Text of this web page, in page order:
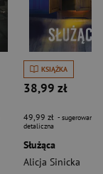
KSIĄŻKA
38,99 zł
49,99 zł - sugerowana
detaliczna
Służąca
Alicja Sinicka